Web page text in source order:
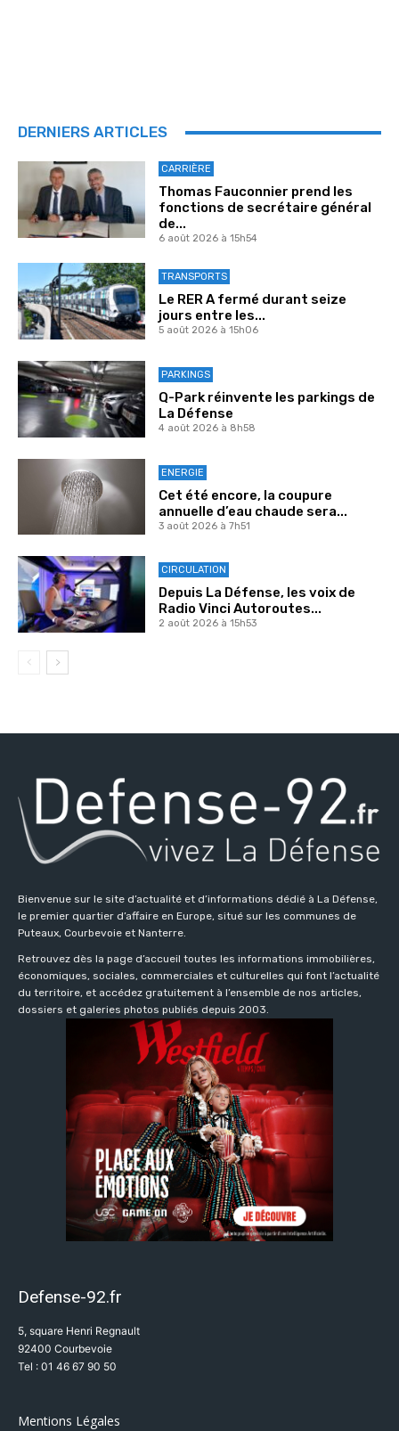
DERNIERS ARTICLES
CARRIÈRE
Thomas Fauconnier prend les
fonctions de secrétaire général
de...
6 août 2026 à 15h54
TRANSPORTS
Le RER A fermé durant seize
jours entre les...
5 août 2026 à 15h06
PARKINGS
Q-Park réinvente les parkings de
La Défense
4 août 2026 à 8h58
ENERGIE
Cet été encore, la coupure
annuelle d’eau chaude sera...
3 août 2026 à 7h51
CIRCULATION
Depuis La Défense, les voix de
Radio Vinci Autoroutes...
2 août 2026 à 15h53
Bienvenue sur le site d’actualité et d’informations dédié à La Défense,
le premier quartier d’affaire en Europe, situé sur les communes de
Puteaux, Courbevoie et Nanterre.
Retrouvez dès la page d’accueil toutes les informations immobilières,
économiques, sociales, commerciales et culturelles qui font l’actualité
du territoire, et accédez gratuitement à l’ensemble de nos articles,
dossiers et galeries photos publiés depuis 2003.
Defense-92.fr
5, square Henri Regnault
92400 Courbevoie
Tel : 01 46 67 90 50
Mentions Légales